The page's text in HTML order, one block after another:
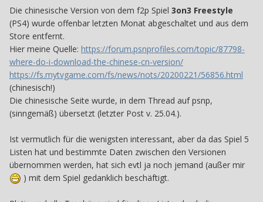
Die chinesische Version von dem f2p Spiel 3on3 Freestyle
(PS4) wurde offenbar letzten Monat abgeschaltet und aus dem
Store entfernt.
Hier meine Quelle: https://forum.psnprofiles.com/topic/87798-
where-do-i-download-the-chinese-cn-version/
https://fs.mytvgame.com/fs/news/nots/20200221/56856.html
(chinesisch!)
Die chinesische Seite wurde, in dem Thread auf psnp,
(sinngemäß) übersetzt (letzter Post v. 25.04.).
Ist vermutlich für die wenigsten interessant, aber da das Spiel 5
Listen hat und bestimmte Daten zwischen den Versionen
übernommen werden, hat sich evtl ja noch jemand (außer mir
) mit dem Spiel gedanklich beschäftigt.